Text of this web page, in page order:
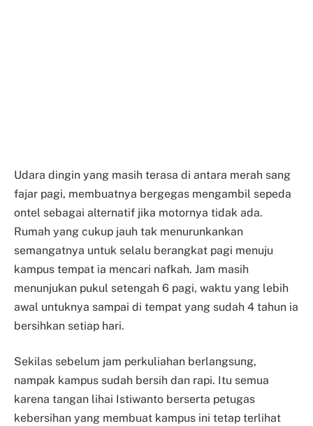
Udara dingin yang masih terasa di antara merah sang
fajar pagi, membuatnya bergegas mengambil sepeda
ontel sebagai alternatif jika motornya tidak ada.
Rumah yang cukup jauh tak menurunkankan
semangatnya untuk selalu berangkat pagi menuju
kampus tempat ia mencari nafkah. Jam masih
menunjukan pukul setengah 6 pagi, waktu yang lebih
awal untuknya sampai di tempat yang sudah 4 tahun ia
bersihkan setiap hari.
Sekilas sebelum jam perkuliahan berlangsung,
nampak kampus sudah bersih dan rapi. Itu semua
karena tangan lihai Istiwanto berserta petugas
kebersihan yang membuat kampus ini tetap terlihat